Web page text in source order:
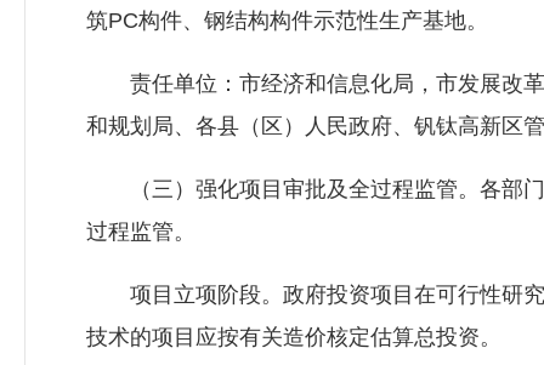
筑PC构件、钢结构构件示范性生产基地。
责任单位：市经济和信息化局，市发展改革
和规划局、各县（区）人民政府、钒钛高新区
（三）强化项目审批及全过程监管。各部门
过程监管。
项目立项阶段。政府投资项目在可行性研究
技术的项目应按有关造价核定估算总投资。